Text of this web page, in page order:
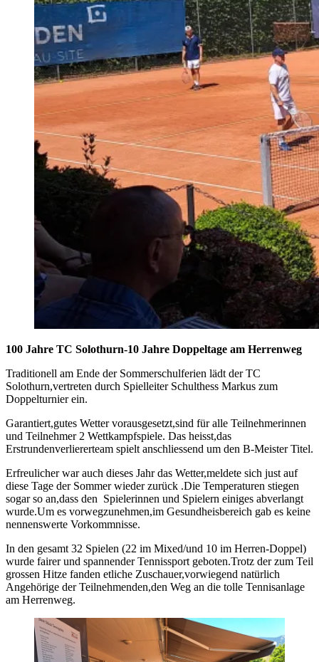
100 Jahre TC Solothurn-10 Jahre Doppeltage am Herrenweg
Traditionell am Ende der Sommerschulferien lädt der TC
Solothurn,vertreten durch Spielleiter Schulthess Markus zum
Doppelturnier ein.
Garantiert,gutes Wetter vorausgesetzt,sind für alle Teilnehmerinnen
und Teilnehmer 2 Wettkampfspiele. Das heisst,das
Erstrundenverliererteam spielt anschliessend um den B-Meister Titel.
Erfreulicher war auch dieses Jahr das Wetter,meldete sich just auf
diese Tage der Sommer wieder zurück .Die Temperaturen stiegen
sogar so an,dass den Spielerinnen und Spielern einiges abverlangt
wurde.Um es vorwegzunehmen,im Gesundheisbereich gab es keine
nennenswerte Vorkommnisse.
In den gesamt 32 Spielen (22 im Mixed/und 10 im Herren-Doppel)
wurde fairer und spannender Tennissport geboten.Trotz der zum Teil
grossen Hitze fanden etliche Zuschauer,vorwiegend natürlich
Angehörige der Teilnehmenden,den Weg an die tolle Tennisanlage
am Herrenweg.